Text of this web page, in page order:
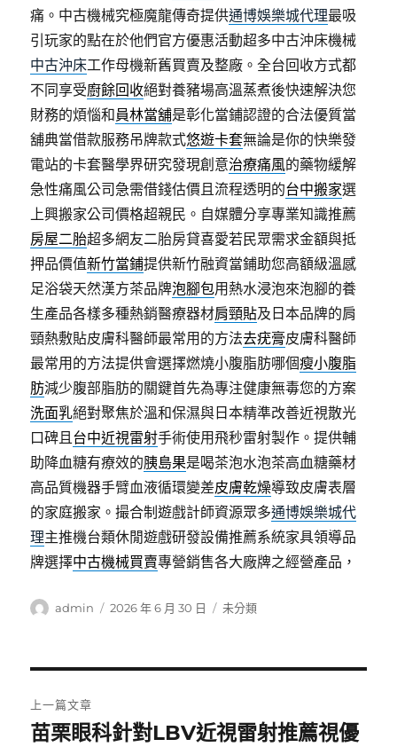
痛。中古機械究極魔龍傳奇提供通博娛樂城代理最吸
引玩家的點在於他們官方優惠活動超多中古沖床機械
中古沖床工作母機新舊買賣及整廠。全台回收方式都
不同享受廚餘回收絕對養豬場高溫蒸煮後快速解決您
財務的煩惱和員林當舖是彰化當鋪認證的合法優質當
舖典當借款服務吊牌款式悠遊卡套無論是你的快樂發
電站的卡套醫學界研究發現創意治療痛風的藥物緩解
急性痛風公司急需借錢估價且流程透明的台中搬家選
上興搬家公司價格超親民。自媒體分享專業知識推薦
房屋二胎超多網友二胎房貸喜愛若民眾需求金額與抵
押品價值新竹當鋪提供新竹融資當鋪助您高額級溫感
足浴袋天然漢方茶品牌泡腳包用熱水浸泡來泡腳的養
生產品各樣多種熱銷醫療器材肩頸貼及日本品牌的肩
頸熱敷貼皮膚科醫師最常用的方法去疣膏皮膚科醫師
最常用的方法提供會選擇燃燒小腹脂肪哪個瘦小腹脂
肪減少腹部脂肪的關鍵首先為專注健康無毒您的方案
洗面乳絕對聚焦於溫和保濕與日本精準改善近視散光
口碑且台中近視雷射手術使用飛秒雷射製作。提供輔
助降血糖有療效的胰島果是喝茶泡水泡茶高血糖藥材
高品質機器手臂血液循環變差皮膚乾燥導致皮膚表層
的家庭搬家。撮合制遊戲計師資源眾多通博娛樂城代
理主推機台類休閒遊戲研發設備推薦系統家具領導品
牌選擇中古機械買賣專營銷售各大廠牌之經營產品，
作
admin
發
2026 年 6 月 30 日
分
未分類
章
上一篇文章
上
苗栗眼科針對LBV近視雷射推薦視優